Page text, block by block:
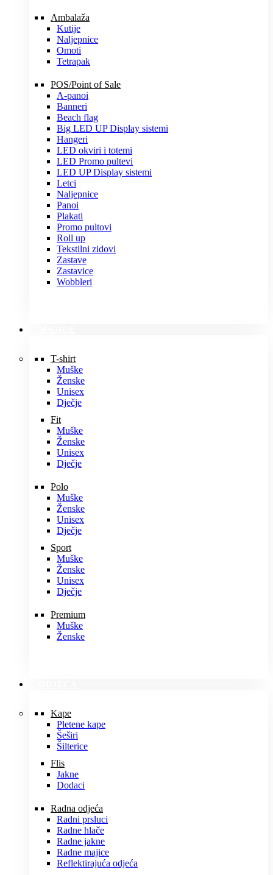
Ambalaža
Kutije
Naljepnice
Omoti
Tetrapak
POS/Point of Sale
A-panoi
Banneri
Beach flag
Big LED UP Display sistemi
Hangeri
LED okviri i totemi
LED Promo pultevi
LED UP Display sistemi
Letci
Naljepnice
Panoi
Plakati
Promo pultovi
Roll up
Tekstilni zidovi
Zastave
Zastavice
Wobbleri
T-shirt
Muške
Ženske
Unisex
Dječje
Fit
Muške
Ženske
Unisex
Dječje
Polo
Muške
Ženske
Unisex
Dječje
Sport
Muške
Ženske
Unisex
Dječje
Premium
Muške
Ženske
Kape
Pletene kape
Šeširi
Šilterice
Flis
Jakne
Dodaci
Radna odjeća
Radni prsluci
Radne hlače
Radne jakne
Radne majice
Reflektirajuća odjeća